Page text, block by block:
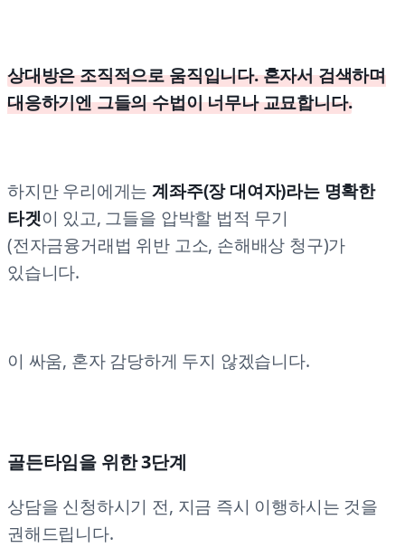
상대방은 조직적으로 움직입니다. 혼자서 검색하며
대응하기엔 그들의 수법이 너무나 교묘합니다.
하지만 우리에게는계좌주(장 대여자)라는 명확한
타겟이 있고, 그들을 압박할 법적 무기
(전자금융거래법 위반 고소, 손해배상 청구)가
있습니다.
이 싸움, 혼자 감당하게 두지 않겠습니다.
골든타임을 위한 3단계
상담을 신청하시기 전, 지금 즉시 이행하시는 것을
권해드립니다.